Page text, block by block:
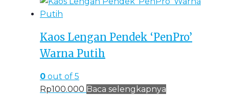
Kaos Lengan Pendek ‘PenPro’
Warna Putih
0 out of 5
Rp100.000 Baca selengkapnya